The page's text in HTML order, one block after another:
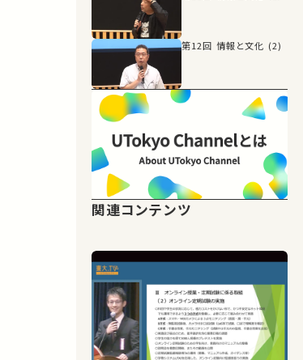
第12回 情報と文化 (2)
関連コンテンツ